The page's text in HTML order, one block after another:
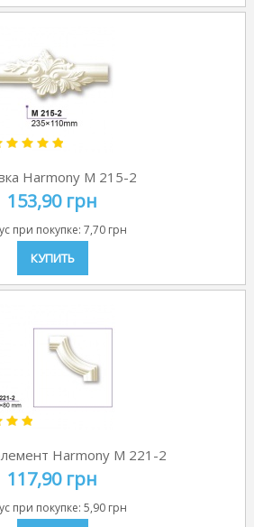
Harmony M 215-2
153,90 грн
при покупке: 7,70 грн
КУПИТЬ
Harmony M 221-2
117,90 грн
при покупке: 5,90 грн